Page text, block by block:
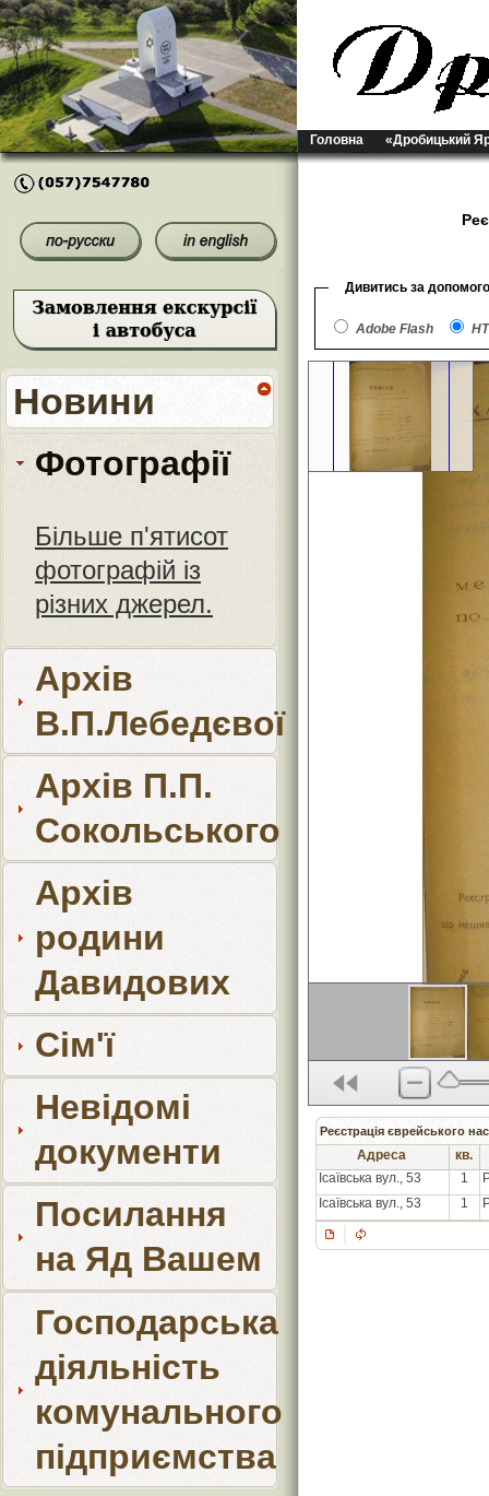
Головна «Дробицький
Новини
Фотографії
Більше п'ятисот
фотографій із
різних джерел.
Архів
В.П.Лебедєвої
Архів П.П.
Сокольського
Архів
родини
Давидових
Сім'ї
Невідомі
документи
Посилання
на Яд Вашем
Господарська
діяльність
комунального
підприємства
Дивитись за
Adobe Flash
Реєстрація єврейського
Адреса
кв.
Ісаївська вул., 53
1
Ісаївська вул., 53
1